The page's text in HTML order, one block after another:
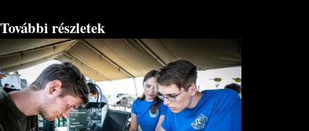
További részletek